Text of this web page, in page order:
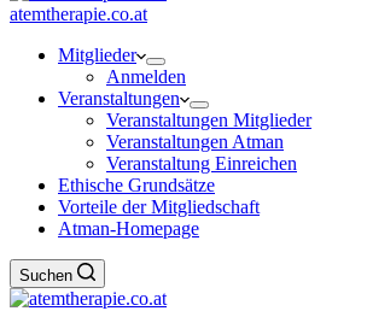
atemtherapie.co.at
Mitglieder
Anmelden
Veranstaltungen
Veranstaltungen Mitglieder
Veranstaltungen Atman
Veranstaltung Einreichen
Ethische Grundsätze
Vorteile der Mitgliedschaft
Atman-Homepage
Suchen